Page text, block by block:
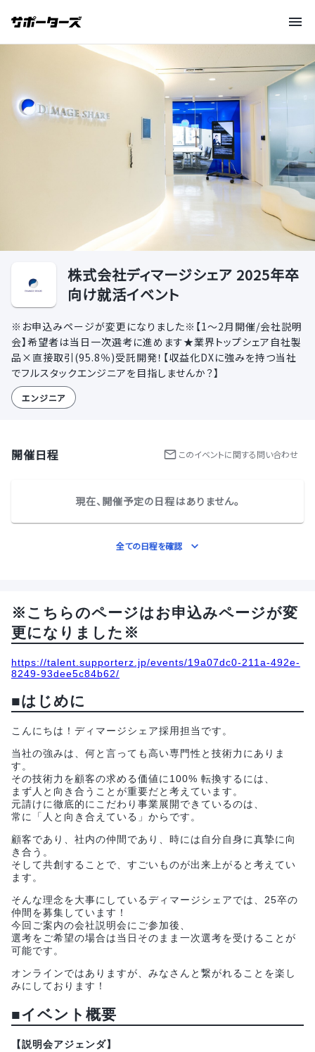
株式会社ディマージシェア 2025年卒
向け就活イベント
※お申込みページが変更になりました※【1～2月開催/会社説明
会】希望者は当日一次選考に進めます★業界トップシェア自社製
品×直接取引(95.8％)受託開発！【収益化DXに強みを持つ当社
でフルスタックエンジニアを目指しませんか？】
エンジニア
開催日程 このイベントに関する問い合わせ
現在、開催予定の日程はありません。
全ての日程を確認
※こちらのページはお申込みページが変
更になりました※
https://talent.supporterz.jp/events/19a07dc0-211a-492e-
8249-93dee5c84b62/
■はじめに
こんにちは！ディマージシェア採用担当です。
当社の強みは、何と言っても高い専門性と技術力にありま
す。
その技術力を顧客の求める価値に100% 転換するには、
まず人と向き合うことが重要だと考えています。
元請けに徹底的にこだわり事業展開できているのは、
常に「人と向き合えている」からです。
顧客であり、社内の仲間であり、時には自分自身に真摯に向
き合う。
そして共創することで、すごいものが出来上がると考えてい
ます。
そんな理念を大事にしているディマージシェアでは、25卒の
仲間を募集しています！
今回ご案内の会社説明会にご参加後、
選考をご希望の場合は当日そのまま一次選考を受けることが
可能です。
オンラインではありますが、みなさんと繋がれることを楽し
みにしております！
■イベント概要
【説明会アジェンダ】